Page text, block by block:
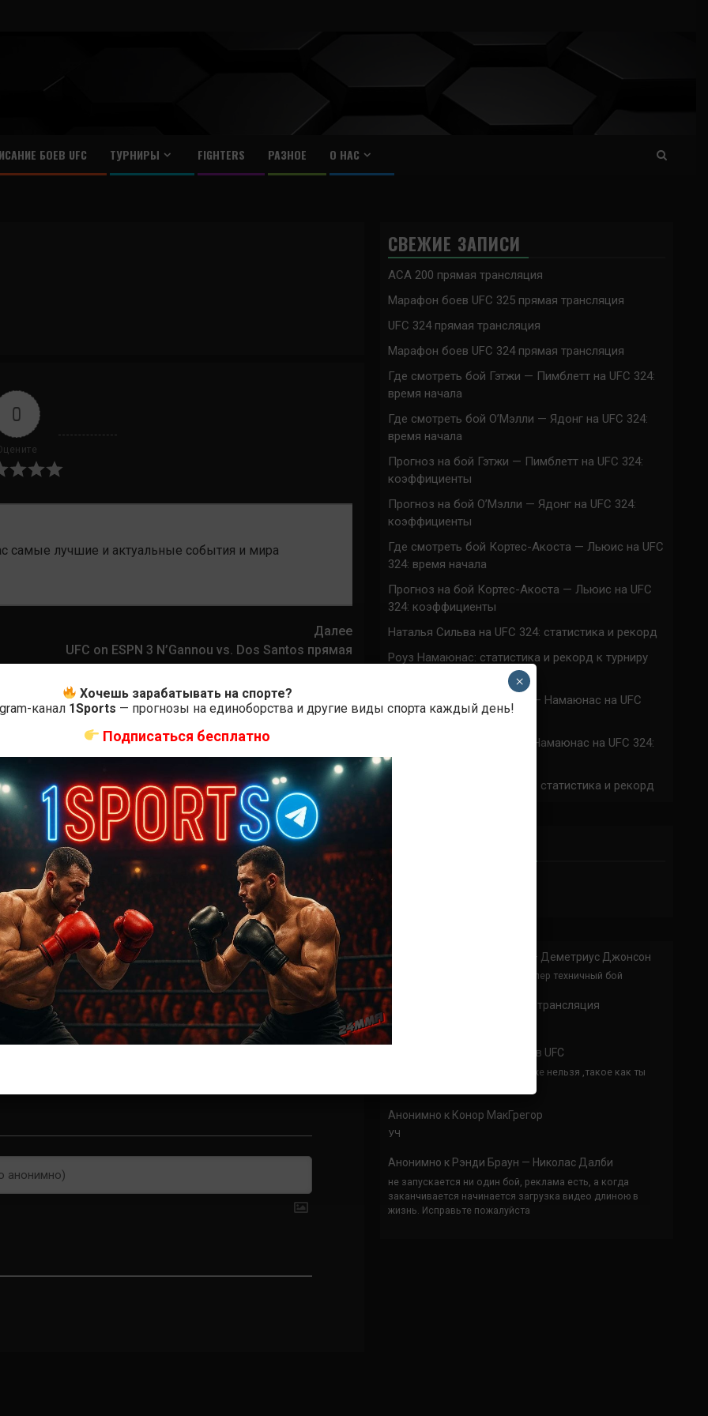
БОЕВ UFC ТУРНИРЫ FIGHTERS РАЗНОЕ О НАС
0
самые лучшие и актуальные события и мира
Далее
UFC on ESPN 3 N’Gannou vs. Dos Santos прямая
трансляция
бой О’Мэлли —
время начала
Решит Сабитов
Новости ММА
Прогноз на бой Гэтжи — Пимблетт
на UFC 324: коэффициенты
2 недели тому назад Решит Сабитов
СВЕЖИЕ ЗАПИСИ
ACA 200 прямая трансляция
Марафон боев UFC 325 прямая трансляция
UFC 324 прямая трансляция
Марафон боев UFC 324 прямая трансляция
Где смотреть бой Гэтжи — Пимблетт на UFC 324:
время начала
Где смотреть бой О’Мэлли — Ядонг на UFC 324:
время начала
Прогноз на бой Гэтжи — Пимблетт на UFC 324:
коэффициенты
Прогноз на бой О’Мэлли — Ядонг на UFC 324:
коэффициенты
Где смотреть бой Кортес-Акоста — Льюис на UFC
324: время начала
Прогноз на бой Кортес-Акоста — Льюис на UFC
324: коэффициенты
Наталья Сильва на UFC 324: статистика и рекорд
Роуз Намаюнас: статистика и рекорд к турниру
Где смотреть бой Сильва — Намаюнас на UFC
324: время начала
Прогноз на бой Сильва — Намаюнас на UFC 324:
коэффициенты
Арнольд Аллен на UFC 324: статистика и рекорд
ПРИСОЕДИНЯЙСЯ
Анонимно Доминик Круз — Деметриус Джонсон
Спасибо что выложили этот супер техничный бой
Анонимно UFC 324 прямая трансляция
А как смотреть с ноутбука?
Расписание боев UFC
Кусок говна ты, существом даже нельзя ,такое как ты
Анонимно к Конор МакГрегор
УЧ
Анонимно к Рэнди Браун — Николас Далби
не запускается ни один бой, реклама есть, а когда
заканчивается начинается загрузка видео длиною в
жизнь. Исправьте пожалуйста
Хочешь зарабатывать на спорте?
канал 1Sports — прогнозы на единоборства и другие виды спорта каждый день!
Подписаться бесплатно
×